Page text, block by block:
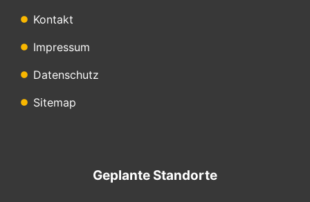
Kontakt
Impressum
Datenschutz
Sitemap
Geplante Standorte